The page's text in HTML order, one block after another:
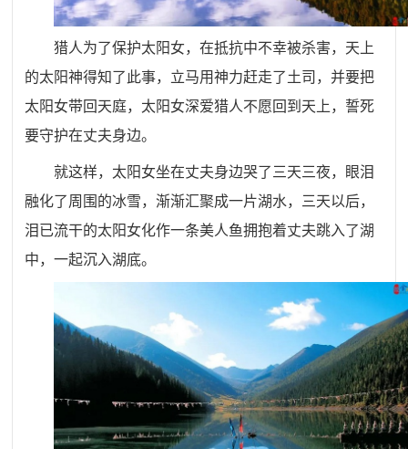
猎人为了保护太阳女，在抵抗中不幸被杀害，天上
的太阳神得知了此事，立马用神力赶走了土司，并要把
太阳女带回天庭，太阳女深爱猎人不愿回到天上，誓死
要守护在丈夫身边。
就这样，太阳女坐在丈夫身边哭了三天三夜，眼泪
融化了周围的冰雪，渐渐汇聚成一片湖水，三天以后，
泪已流干的太阳女化作一条美人鱼拥抱着丈夫跳入了湖
中，一起沉入湖底。